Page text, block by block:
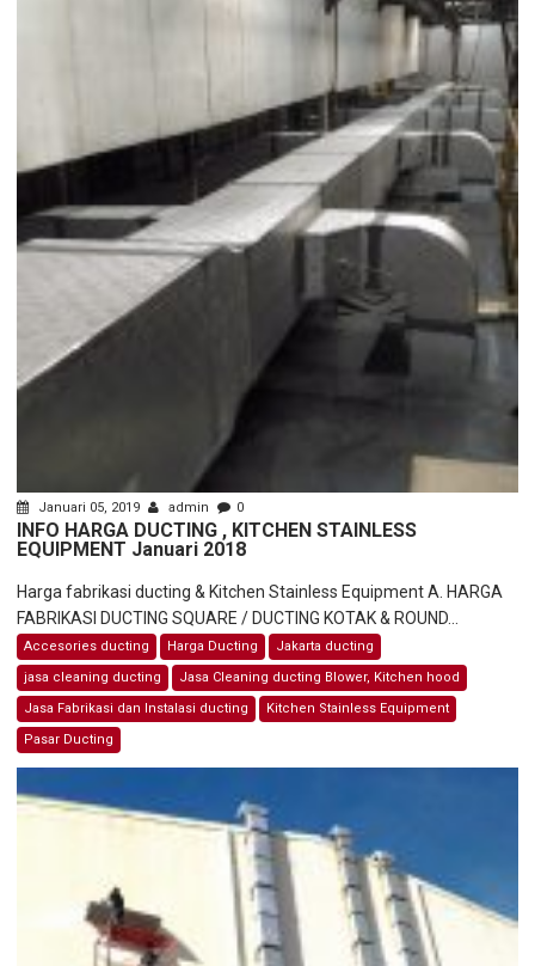
Januari 05, 2019 admin 0
INFO HARGA DUCTING , KITCHEN STAINLESS
EQUIPMENT Januari 2018
Harga fabrikasi ducting & Kitchen Stainless Equipment A. HARGA
FABRIKASI DUCTING SQUARE / DUCTING KOTAK & ROUND...
Accesories ducting Harga Ducting
Jakarta ducting
jasa cleaning ducting
Jasa Cleaning ducting Blower, Kitchen hood
Jasa Fabrikasi dan Instalasi ducting
Kitchen Stainless Equipment
Pasar Ducting